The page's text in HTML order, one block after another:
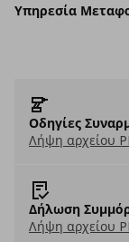
Υπηρεσία
Οδηγίες
Λήψη αρχείου
Δήλωση
Λήψη αρχείου